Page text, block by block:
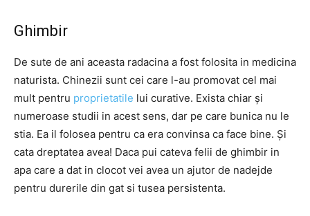
Ghimbir
De sute de ani aceasta radacina a fost folosita in medicina
naturista. Chinezii sunt cei care l-au promovat cel mai
mult pentru proprietatile lui curative. Exista chiar și
numeroase studii in acest sens, dar pe care bunica nu le
stia. Ea il folosea pentru ca era convinsa ca face bine. Și
cata dreptatea avea! Daca pui cateva felii de ghimbir in
apa care a dat in clocot vei avea un ajutor de nadejde
pentru durerile din gat si tusea persistenta.